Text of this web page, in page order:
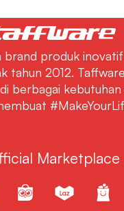
brand produk
tahun 2012.
berbagai kebutuhan
Marketplace